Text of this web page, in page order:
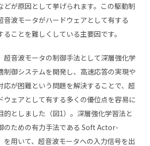
どが原因として挙げられます。この駆動制
音波モータがハードウェアとして有する
ことを難しくしている主要因です。
超音波モータの制御手法として深層強化学
制御システムを開発し、高速応答の実現や
応が困難という問題を解決することで、超
ウェアとして有する多くの優位点を容易に
的としました（図1）。深層強化学習法と
のための有力手法である Soft Actor-
を用いて、超音波モータへの入力信号を出